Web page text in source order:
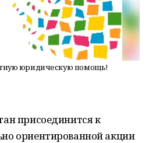
юридическую помощь!
присоединится к
ориентированной акции